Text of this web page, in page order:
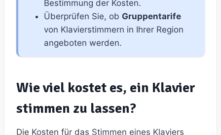
Bestimmung der Kosten.
Überprüfen Sie, ob Gruppentarife
von Klavierstimmern in Ihrer Region
angeboten werden.
Wie viel kostet es, ein Klavier
stimmen zu lassen?
Die Kosten für das Stimmen eines Klaviers